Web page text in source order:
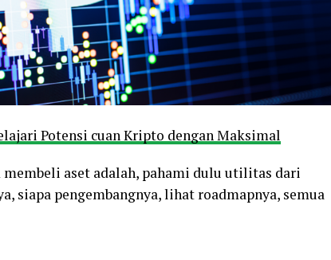
Potensi cuan Kripto dengan Maksimal
aset adalah, pahami dulu utilitas dari
siapa pengembangnya, lihat roadmapnya, semua